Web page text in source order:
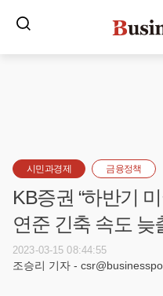
시민과경제 금융정책
KB증권 “하반기
연준 긴축 속도 늦
2023-03-15 08:44:55
조승리 기자 -